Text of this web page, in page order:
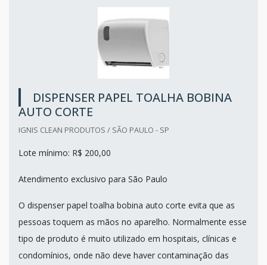
DISPENSER PAPEL TOALHA BOBINA
AUTO CORTE
IGNIS CLEAN PRODUTOS / SÃO PAULO - SP
Lote mínimo: R$ 200,00
Atendimento exclusivo para São Paulo
O dispenser papel toalha bobina auto corte evita que as
pessoas toquem as mãos no aparelho. Normalmente esse
tipo de produto é muito utilizado em hospitais, clínicas e
condomínios, onde não deve haver contaminação das